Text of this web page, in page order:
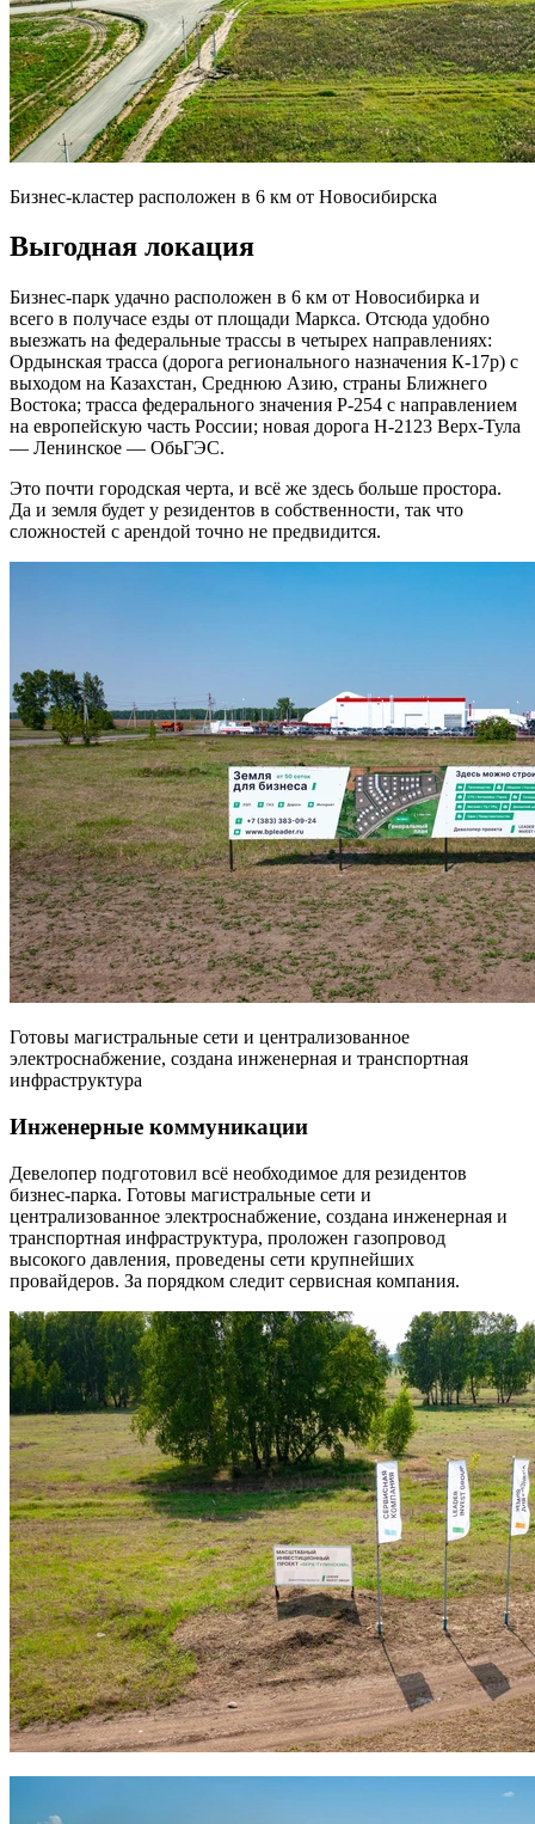
Бизнес-кластер расположен в 6 км от Новосибирска
Выгодная локация
Бизнес-парк удачно расположен в 6 км от Новосибирка и
всего в получасе езды от площади Маркса. Отсюда удобно
выезжать на федеральные трассы в четырех направлениях:
Ордынская трасса (дорога регионального назначения К-17р) с
выходом на Казахстан, Среднюю Азию, страны Ближнего
Востока; трасса федерального значения Р-254 с направлением
на европейскую часть России; новая дорога Н-2123 Верх-Тула
— Ленинское — ОбьГЭС.
Это почти городская черта, и всё же здесь больше простора.
Да и земля будет у резидентов в собственности, так что
сложностей с арендой точно не предвидится.
Готовы магистральные сети и централизованное
электроснабжение, создана инженерная и транспортная
инфраструктура
Инженерные коммуникации
Девелопер подготовил всё необходимое для резидентов
бизнес-парка. Готовы магистральные сети и
централизованное электроснабжение, создана инженерная и
транспортная инфраструктура, проложен газопровод
высокого давления, проведены сети крупнейших
провайдеров. За порядком следит сервисная компания.